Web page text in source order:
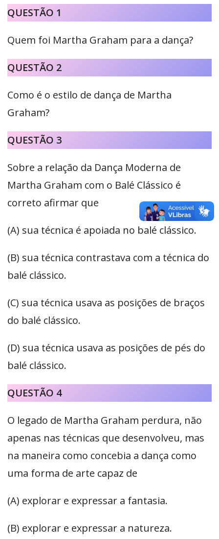
QUESTÃO 1
Quem foi Martha Graham para a dança?
QUESTÃO 2
Como é o estilo de dança de Martha
Graham?
QUESTÃO 3
Sobre a relação da Dança Moderna de
Martha Graham com o Balé Clássico é
correto afirmar que
(A) sua técnica é apoiada no balé clássico.
(B) sua técnica contrastava com a técnica do
balé clássico.
(C) sua técnica usava as posições de braços
do balé clássico.
(D) sua técnica usava as posições de pés do
balé clássico.
QUESTÃO 4
O legado de Martha Graham perdura, não
apenas nas técnicas que desenvolveu, mas
na maneira como concebia a dança como
uma forma de arte capaz de
(A) explorar e expressar a fantasia.
(B) explorar e expressar a natureza.